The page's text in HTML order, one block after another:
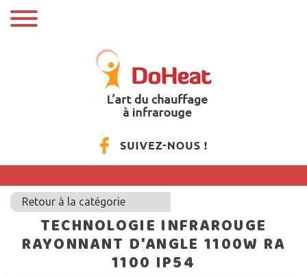
Retour à la catégorie
TECHNOLOGIE INFRAROUGE
RAYONNANT D'ANGLE 1100W RA
1100 IP54